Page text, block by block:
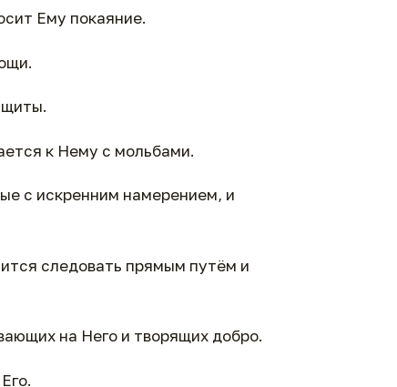
Ему покаяние.
к Нему с мольбами.
с искренним намерением, и
следовать прямым путём и
на Него и творящих добро.